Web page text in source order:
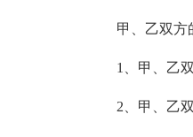
甲、乙双方
1、甲、乙
2、甲、乙